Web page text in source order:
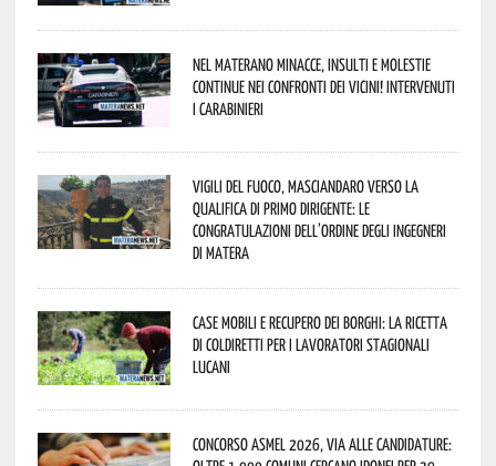
Nel materano minacce, insulti e molestie
continue nei confronti dei vicini! Intervenuti
i Carabinieri
Vigili del Fuoco, Masciandaro verso la
qualifica di Primo Dirigente: le
congratulazioni dell’Ordine degli Ingegneri
di Matera
Case mobili e recupero dei borghi: la ricetta
di Coldiretti per i lavoratori stagionali
lucani
Concorso Asmel 2026, via alle candidature: